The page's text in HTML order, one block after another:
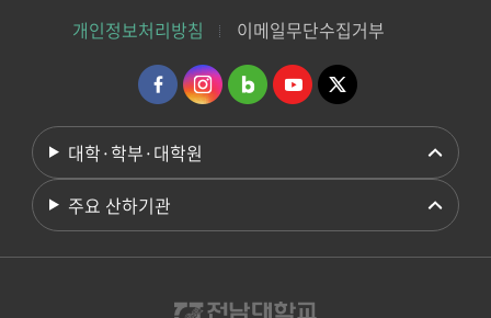
개인정보처리방침 이메일무단수집거부
대학·학부·대학원
주요 산하기관